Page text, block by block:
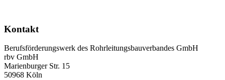
Kontakt
Berufsförderungswerk des Rohrleitungsbauverbandes GmbH
rbv GmbH
Marienburger Str. 15
50968 Köln